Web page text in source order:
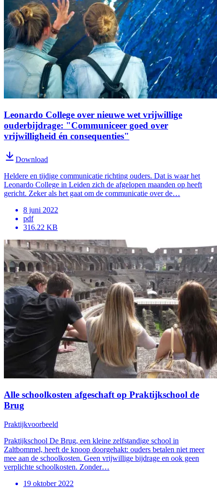
Leonardo College over nieuwe wet vrijwillige
ouderbijdrage: "Communiceer goed over
vrijwilligheid én consequenties"
Download
Heldere en tijdige communicatie richting ouders. Dat is waar het
Leonardo College in Leiden zich de afgelopen maanden op heeft
gericht. Zeker als het gaat om de communicatie over de…
8 juni 2022
pdf
316.22 KB
Alle schoolkosten afgeschaft op Praktijkschool de
Brug
Praktijkvoorbeeld
Praktijkschool De Brug, een kleine zelfstandige school in
Zaltbommel, heeft de knoop doorgehakt: ouders betalen niet meer
mee aan de schoolkosten. Geen vrijwillige bijdrage en ook geen
verplichte schoolkosten. Zonder…
19 oktober 2022